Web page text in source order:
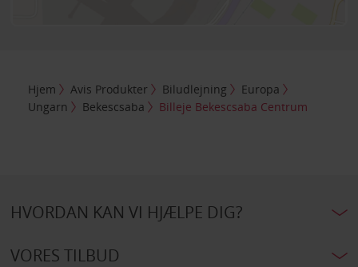
Hjem Avis Produkter Biludlejning
Europa
Ungarn
Bekescsaba Billeje Bekescsaba Centrum
HVORDAN KAN VI HJÆLPE DIG?
VORES TILBUD